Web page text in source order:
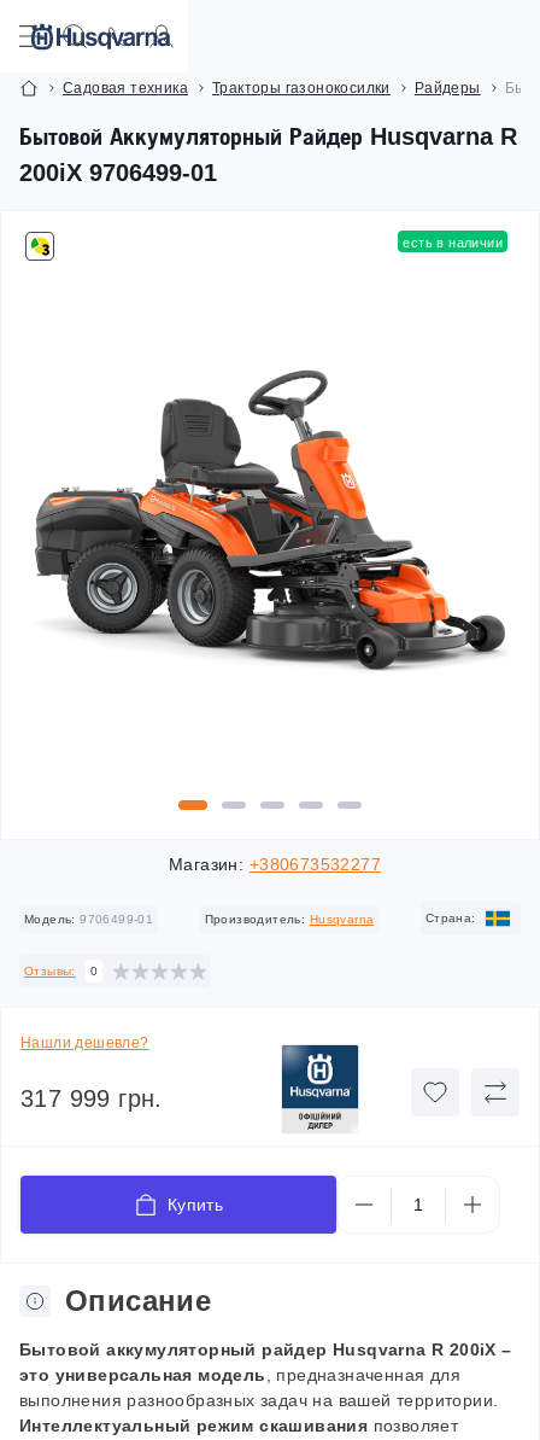
Садовая техника Тракторы газонокосилки Райдеры
Бытовой Аккумуляторный Райдер Husqvarna R
200iX 9706499-01
есть в наличии
Магазин: +380673532277
Модель: 9706499-01 Производитель: Husqvarna Cтрана:
Отзывы: 0
Нашли дешевле?
317 999 грн.
Купить
Описание
Бытовой аккумуляторный райдер Husqvarna R 200iX –
это универсальная модель
, предназначенная для
выполнения разнообразных задач на вашей территории.
Интеллектуальный режим скашивания позволяет